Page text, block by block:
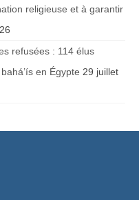
religieuse et à garantir
refusées : 114 élus
en Égypte 29 juillet